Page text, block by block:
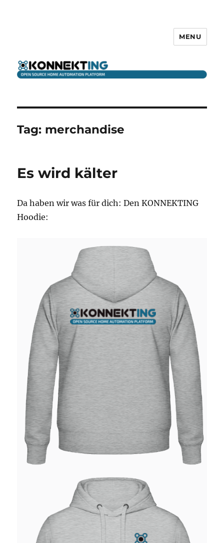
MENU
Tag: merchandise
Es wird kälter
Da haben wir was für dich: Den KONNEKTING
Hoodie: